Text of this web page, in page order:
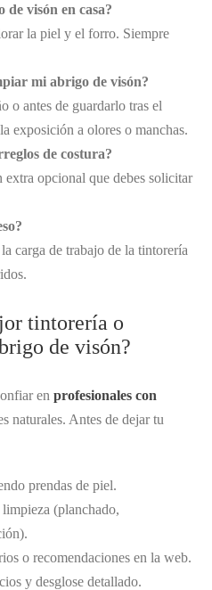
visón en casa?
la piel y el forro. Siempre
mi abrigo de visón?
o antes de guardarlo tras el
exposición a olores o manchas.
de costura?
extra opcional que debes solicitar
carga de trabajo de la tintorería
tintorería o
de visón?
en profesionales con
naturales. Antes de dejar tu
prendas de piel.
(planchado,
o recomendaciones en la web.
y desglose detallado.